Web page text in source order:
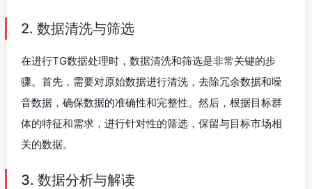
2. 数据清洗与筛选
在进行TG数据处理时，数据清洗和筛选是非常关键的步
骤。首先，需要对原始数据进行清洗，去除冗余数据和噪
音数据，确保数据的准确性和完整性。然后，根据目标群
体的特征和需求，进行针对性的筛选，保留与目标市场相
关的数据。
3. 数据分析与解读